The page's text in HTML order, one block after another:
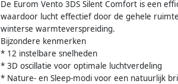
De Eurom Vento 3DS Silent Comfort is een
waardoor lucht effectief door de gehele
winterse warmteverspreiding.
Bijzondere kenmerken
* 12 instelbare snelheden
* 3D oscillatie voor optimale luchtverdeling
* Nature- en Sleep-modi voor een natuurlijk